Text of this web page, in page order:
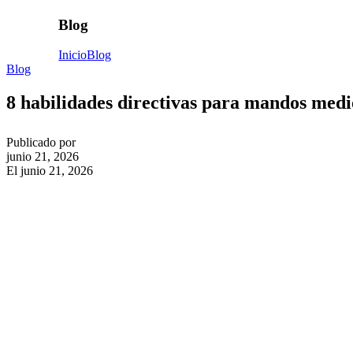
Blog
InicioBlog
Blog
8 habilidades directivas para mandos
Publicado por
junio 21, 2026
El junio 21, 2026